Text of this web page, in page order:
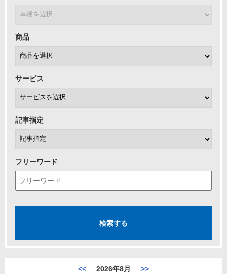
商品
サービス
記事指定
フリーワード
<< 2026年8月 >>